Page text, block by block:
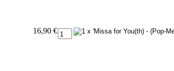
16,90 €